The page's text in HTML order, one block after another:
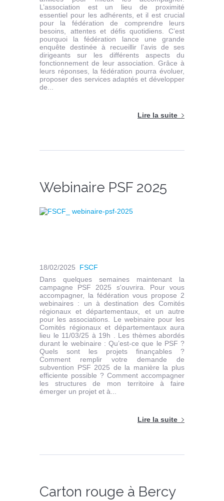
L’association est un lieu de proximité
essentiel pour les adhérents, et il est crucial
pour la fédération de comprendre leurs
besoins, attentes et défis quotidiens. C’est
pourquoi la fédération lance une grande
enquête destinée à recueillir l’avis de ses
dirigeants sur les différents aspects du
fonctionnement de leur association. Grâce à
leurs réponses, la fédération pourra évoluer,
proposer des services adaptés et développer
de...
Lire la suite
Webinaire PSF 2025
18/02/2025
FSCF
Dans quelques semaines maintenant la
campagne PSF 2025 s'ouvrira. Pour vous
accompagner, la fédération vous propose 2
webinaires : un à destination des Comités
régionaux et départementaux, et un autre
pour les associations. Le webinaire pour les
Comités régionaux et départementaux aura
lieu le 11/03/25 à 19h . Les thèmes abordés
durant le webinaire : Qu’est-ce que le PSF ?
Quels sont les projets finançables ?
Comment remplir votre demande de
subvention PSF 2025 de la manière la plus
efficiente possible ? Comment accompagner
les structures de mon territoire à faire
émerger un projet et à...
Lire la suite
Carton rouge à Bercy